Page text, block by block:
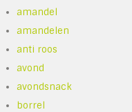
amandel
amandelen
anti roos
avond
avondsnack
borrel